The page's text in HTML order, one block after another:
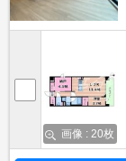
画像 : 20枚